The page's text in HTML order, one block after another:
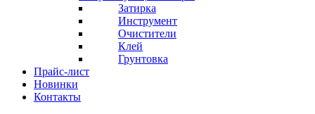
Затирка
Инструмент
Очистители
Клей
Грунтовка
Прайс-лист
Новинки
Контакты